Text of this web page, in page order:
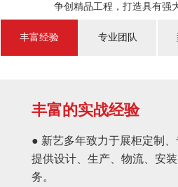
争创精品工程，打造具有强
丰富经验 专业团队
丰富的实战经验
● 新艺多年致力于展柜定制
提供设计、生产、物流、安
务。